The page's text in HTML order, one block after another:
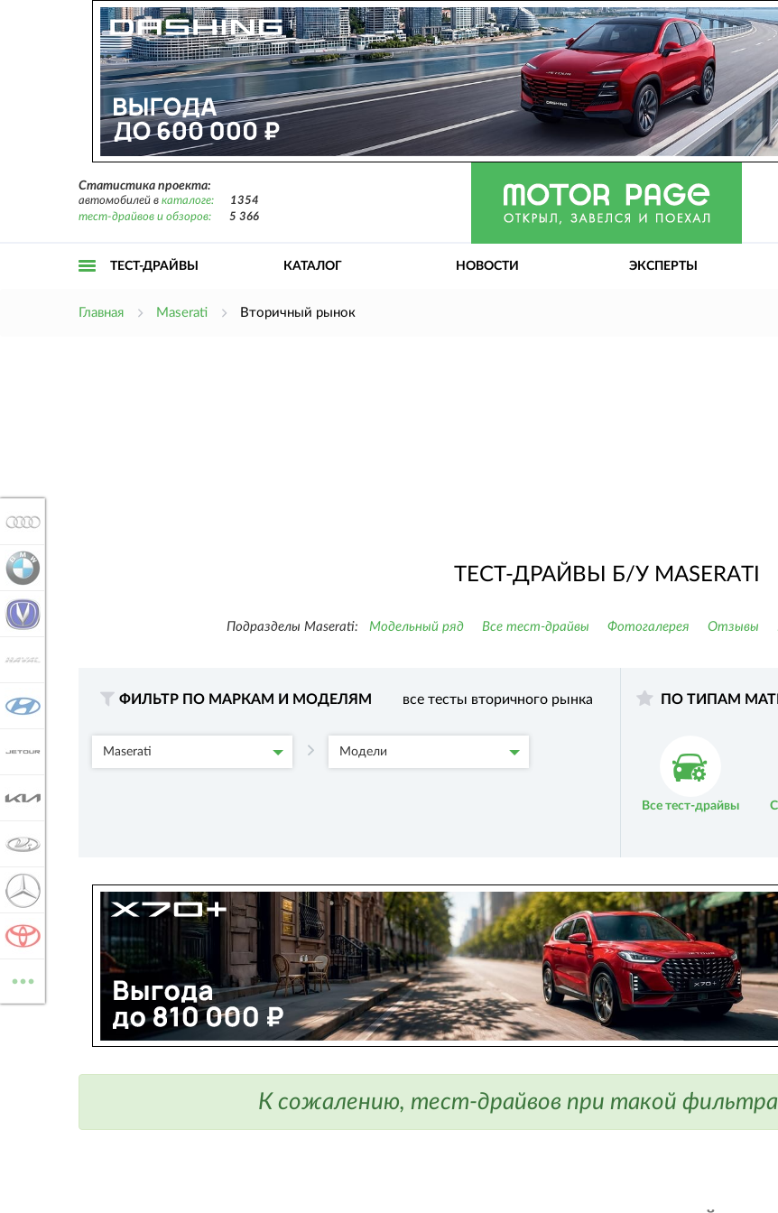
Статистика проекта:
автомобилей в каталоге:
1354
тест-драйвов и обзоров:
5 366
ТЕСТ-ДРАЙВЫ КАТАЛОГ НОВОСТИ ЭКСПЕРТЫ
Главная Maserati Вторичный рынок
ТЕСТ-ДРАЙВЫ Б/У MASERATI
Подразделы Maserati: Модельный ряд Все тест-драйвы Фотогалерея Отзывы
ФИЛЬТР ПО МАРКАМ И МОДЕЛЯМ все тесты вторичного рынка
Maserati Модели
ПО ТИПАМ
Все тест-драйвы
К сожалению, тест-драйвов при такой
HYUNDAI
MERCEDES-BENZ
... ВСЕ МАРКИ